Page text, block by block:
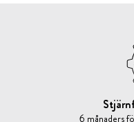
6 månaders